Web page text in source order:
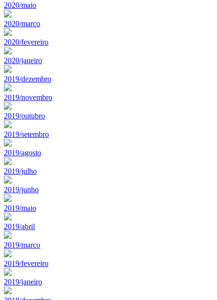
2020/maio
2020/marco
2020/fevereiro
2020/janeiro
2019/dezembro
2019/novembro
2019/outubro
2019/setembro
2019/agosto
2019/julho
2019/junho
2019/maio
2019/abril
2019/marco
2019/fevereiro
2019/janeiro